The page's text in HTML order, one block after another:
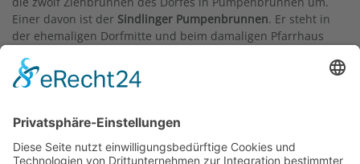
Einer davon ist der Sindlinger Pumpenbrunnen. Er steht in
der ehemaligen Dorfmitte und beim damaligen Pfarrhaus
"Hauptstraße" wurde umbenannt in "Huthmacherstraße",
um dem letzten Sindlinger Bürgermeister Josef Huthmacher
die meisten Brunnen vor dem Ersten Weltkrieg ihre
Pumpenbrunnen , er blieb erhalten, allerdings ohne